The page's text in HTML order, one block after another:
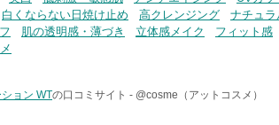
白くならない日焼け止め 高クレンジング ナチュラ
肌の透明感・薄づき 立体感メイク フィット感
ョン WTの口コミサイト - @cosme（アットコスメ）